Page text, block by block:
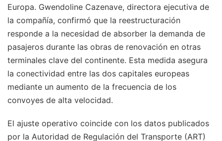
Europa. Gwendoline Cazenave, directora ejecutiva de
la compañía, confirmó que la reestructuración
responde a la necesidad de absorber la demanda de
pasajeros durante las obras de renovación en otras
terminales clave del continente. Esta medida asegura
la conectividad entre las dos capitales europeas
mediante un aumento de la frecuencia de los
convoyes de alta velocidad.
El ajuste operativo coincide con los datos publicados
por la Autoridad de Regulación del Transporte (ART)